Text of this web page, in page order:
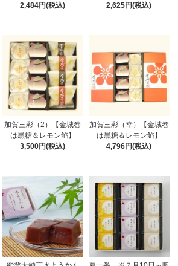
2,484円(税込)
2,625円(税込)
加賀三彩（2）【金城巻
は黒糖＆レモン餡】
3,500円(税込)
加賀三彩（幸）【金城巻
は黒糖＆レモン餡】
4,796円(税込)